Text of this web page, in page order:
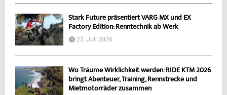
Stark Future präsentiert VARG MX und EX
Factory Edition: Renntechnik ab Werk
23. Juli 2026
Wo Träume Wirklichkeit werden: RIDE KTM 2026
bringt Abenteuer, Training, Rennstrecke und
Mietmotorräder zusammen